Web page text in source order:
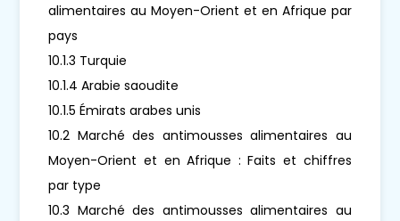
alimentaires au Moyen-Orient et en Afrique par
pays
10.1.3 Turquie
10.1.4 Arabie saoudite
10.1.5 Émirats arabes unis
10.2 Marché des antimousses alimentaires au
Moyen-Orient et en Afrique : Faits et chiffres
par type
10.3 Marché des antimousses alimentaires au